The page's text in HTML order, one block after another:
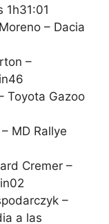
1h31:01
– Dacia
–
Toyota Gazoo
MD Rallye
Cremer –
–
a las